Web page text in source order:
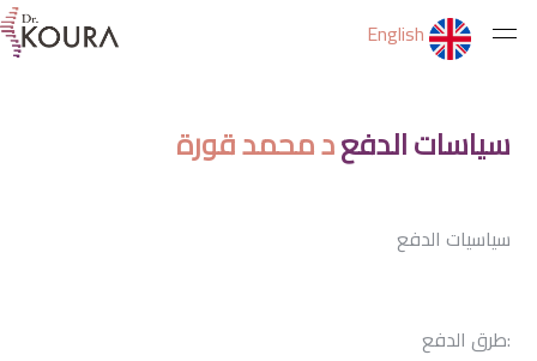
English
الرئيسية
سياسات الدفعد محمد قورة
سياسيات الدفع
طرق الدفع: